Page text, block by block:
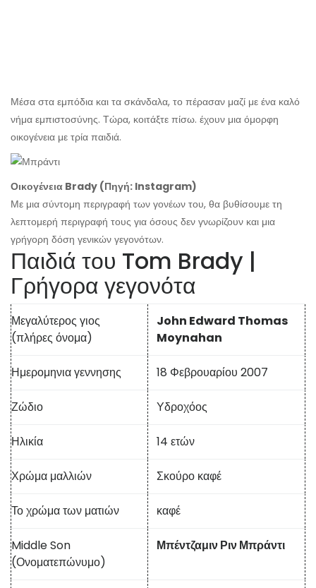
Μέσα στα εμπόδια και τα σκάνδαλα, το πέρασαν μαζί με ένα καλό
νήμα εμπιστοσύνης. Τώρα, κοιτάξτε πίσω. έχουν μια όμορφη
οικογένεια με τρία παιδιά.
Οικογένεια Brady (Πηγή: Instagram)
Με μια σύντομη περιγραφή των γονέων του, θα βυθίσουμε τη
λεπτομερή περιγραφή τους για όσους δεν γνωρίζουν και μια
γρήγορη δόση γενικών γεγονότων.
Παιδιά του Tom Brady |
Γρήγορα γεγονότα
Μεγαλύτερος γιος
(πλήρες όνομα)
John Edward Thomas
Moynahan
Ημερομηνια γεννησης 18 Φεβρουαρίου 2007
Ζώδιο Υδροχόος
Ηλικία 14 ετών
Χρώμα μαλλιών Σκούρο καφέ
Το χρώμα των ματιών καφέ
Middle Son
(Ονοματεπώνυμο)
Μπέντζαμιν Ριν Μπράντι